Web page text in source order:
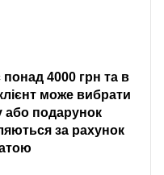
4000 грн та в
може вибрати
або подарунок
за рахунок